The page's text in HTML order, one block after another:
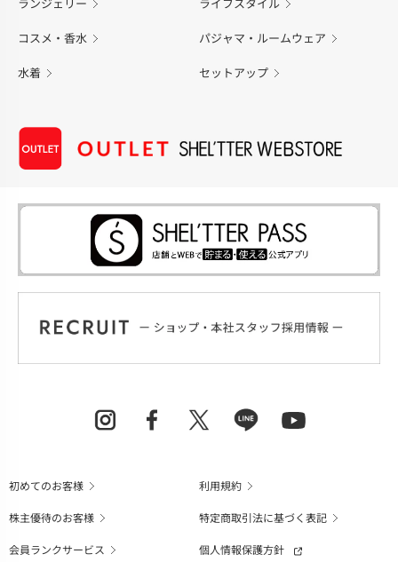
ランジェリー ライフスタイル
コスメ・香水 パジャマ・ルームウェア
水着 セットアップ
初めてのお客様
利用規約
株主優待のお客様
特定商取引法に基づく表記
会員ランクサービス
個人情報保護方針